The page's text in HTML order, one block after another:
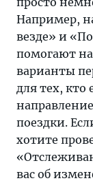
Например,
везде» и
помогают
варианты
для тех, кто
поездки.
хотите
вас об